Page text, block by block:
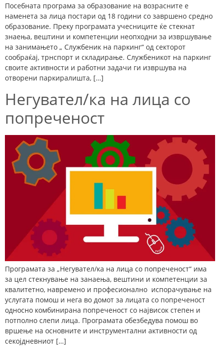
Посебната програма за образование на возрасните е
наменета за лица постари од 18 години со завршено средно
образование. Преку програмата учесниците ќе стекнат
знаења, вештини и компетенции неопходни за извршување
на занимањето „ Службеник на паркинг“ од секторот
сообраќај, трнспорт и складирање. Службеникот на паркинг
своите активности и работни задачи ги извршува на
отворени паркиралишта, […]
Негувател/ка на лица со
попреченост
Програмата за „Негувател/ка на лица со попреченост“ има
за цел стекнување на занаења, вештини и компетенции за
квалитетно, навремено и професионално испорачување на
услугата помош и нега во домот за лицата со попреченост
односно комбинирана попреченост со највисок степен и
потполно слепи лица. Програмата обезбедува помош во
вршење на основните и инструментални активности од
секојдневниот […]